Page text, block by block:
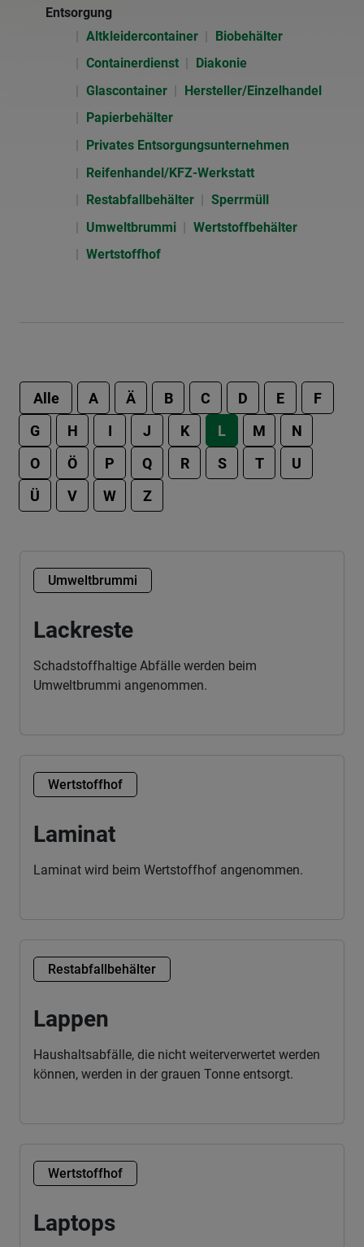
Entsorgung
Altkleidercontainer
Biobehälter
Containerdienst
Diakonie
Glascontainer
Hersteller/Einzelhandel
Papierbehälter
Privates Entsorgungsunternehmen
Reifenhandel/KFZ-Werkstatt
Restabfallbehälter
Sperrmüll
Umweltbrummi
Wertstoffbehälter
Wertstoffhof
Alle A Ä B C D E
F
G
H I J K L M
N
O
Ö P Q R S T
U
Ü
V W Z
Umweltbrummi
Lackreste
Schadstoffhaltige Abfälle werden beim
Umweltbrummi angenommen.
Wertstoffhof
Laminat
Laminat wird beim Wertstoffhof angenommen.
Restabfallbehälter
Lappen
Haushaltsabfälle, die nicht weiterverwertet werden
können, werden in der grauen Tonne entsorgt.
Wertstoffhof
Laptops